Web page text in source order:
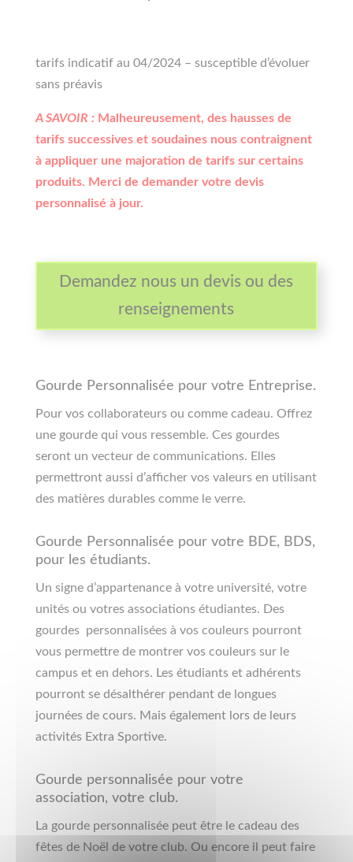
tarifs indicatif au 04/2024 – susceptible d’évoluer
sans préavis
A SAVOIR :Malheureusement, des hausses de
tarifs successives et soudaines nous contraignent
à appliquer une majoration de tarifs sur certains
produits. Merci de demander votre devis
personnalisé à jour.
Demandez nous un devis ou des
renseignements
Gourde Personnalisée pour votre Entreprise.
Pour vos collaborateurs ou comme cadeau. Offrez
une gourde qui vous ressemble. Ces gourdes
seront un vecteur de communications. Elles
permettront aussi d’afficher vos valeurs en utilisant
des matières durables comme le verre.
Gourde Personnalisée pour votre BDE, BDS,
pour les étudiants.
Un signe d’appartenance à votre université, votre
unités ou votres associations étudiantes. Des
gourdes personnalisées à vos couleurs pourront
vous permettre de montrer vos couleurs sur le
campus et en dehors. Les étudiants et adhérents
pourront se désalthérer pendant de longues
journées de cours. Mais également lors de leurs
activités Extra Sportive.
Gourde personnalisée pour votre
association, votre club.
La gourde personnalisée peut être le cadeau des
fêtes de Noël de votre club. Ou encore il peut faire